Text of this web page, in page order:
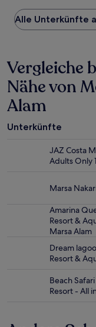
Preis
pro
Nacht,
den
letzten
24 Stunden
für
einen
mit
2 Erwachsenen
Verfügbarkeiten
zusätzliche
Bedingungen
Alle Unterkünfte
Vergleiche
Nähe von
Alam
Unterkünfte
JAZ Costa
Adults Only
Marsa
Amarina
Resort &
Marsa Alam
Dream
Resort &
Beach
Resort - All